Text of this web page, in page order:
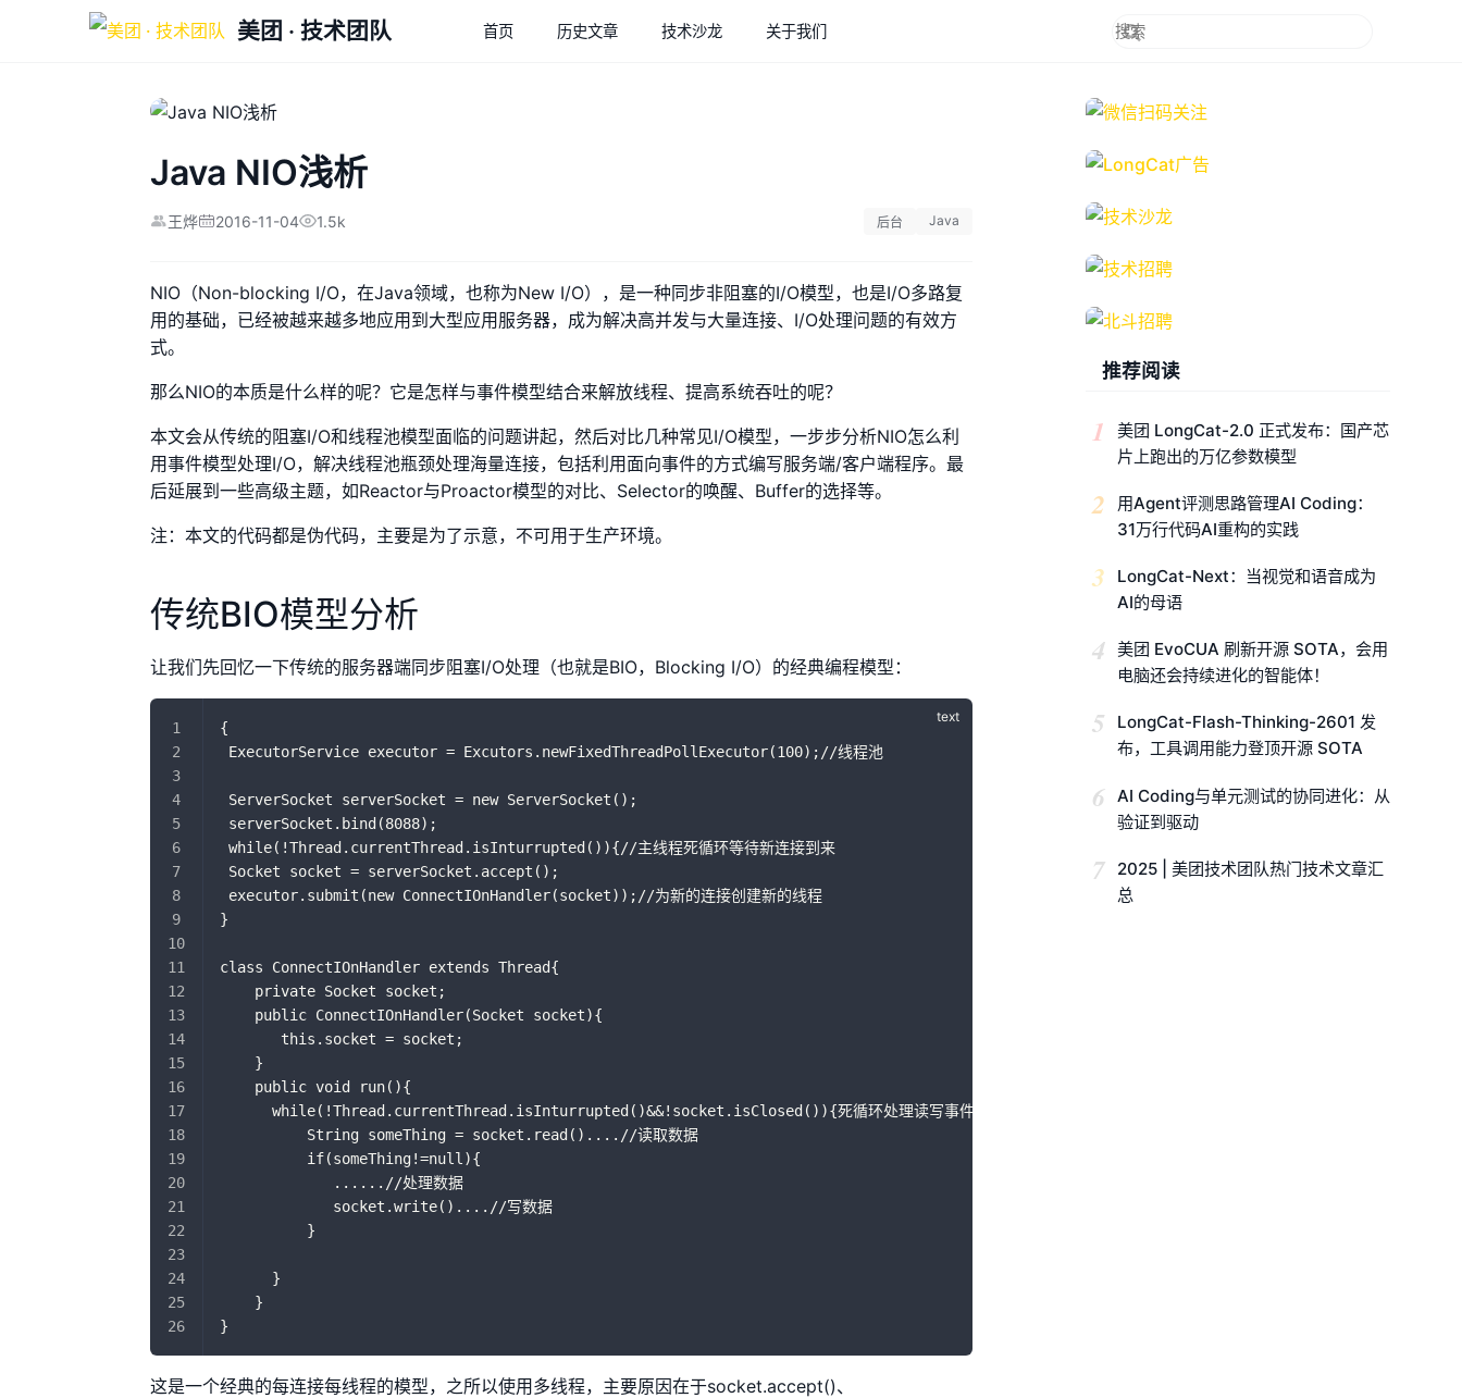
美团 · 技术团队 首页 历史文章 技术沙龙 关于我们
Java NIO浅析
王烨 2016-11-04 1.5k 后台 Java
NIO（Non-blocking I/O，在Java领域，也称为New I/O），是一种同步非阻塞的I/O模型，也是I/O多路复
用的基础，已经被越来越多地应用到大型应用服务器，成为解决高并发与大量连接、I/O处理问题的有效方
式。
那么NIO的本质是什么样的呢？它是怎样与事件模型结合来解放线程、提高系统吞吐的呢？
本文会从传统的阻塞I/O和线程池模型面临的问题讲起，然后对比几种常见I/O模型，一步步分析NIO怎么利
用事件模型处理I/O，解决线程池瓶颈处理海量连接，包括利用面向事件的方式编写服务端/客户端程序。最
后延展到一些高级主题，如Reactor与Proactor模型的对比、Selector的唤醒、Buffer的选择等。
注：本文的代码都是伪代码，主要是为了示意，不可用于生产环境。
传统BIO模型分析
让我们先回忆一下传统的服务器端同步阻塞I/O处理（也就是BIO，Blocking I/O）的经典编程模型：
{
ExecutorService executor = Excutors.newFixedThreadPollExecutor(100);//线程池
ServerSocket serverSocket = new ServerSocket();
serverSocket.bind(8088);
while(!Thread.currentThread.isInturrupted()){//主线程死循环等待新连接到来
Socket socket = serverSocket.accept();
executor.submit(new ConnectIOnHandler(socket));//为新的连接创建新的线程
}
class ConnectIOnHandler extends Thread{
    private Socket socket;
    public ConnectIOnHandler(Socket socket){
       this.socket = socket;
    }
    public void run(){
      while(!Thread.currentThread.isInturrupted()&&!socket.isClosed()){死循环处理读写事件
          String someThing = socket.read()....//读取数据
          if(someThing!=null){
             ......//处理数据
             socket.write()....//写数据
          }
      }
    }
}
这是一个经典的每连接每线程的模型，之所以使用多线程，主要原因在于socket.accept()、
推荐阅读
1
美团 LongCat-2.0 正式发布：国产芯
片上跑出的万亿参数模型
2
用Agent评测思路管理AI Coding：
31万行代码AI重构的实践
3
LongCat-Next：当视觉和语音成为
AI的母语
4 美团 EvoCUA 刷新开源 SOTA，会用
电脑还会持续进化的智能体！
5
LongCat-Flash-Thinking-2601 发
布，工具调用能力登顶开源 SOTA
6
AI Coding与单元测试的协同进化：从
验证到驱动
7
2025 | 美团技术团队热门技术文章汇
总